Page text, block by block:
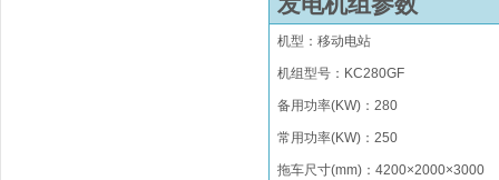
机型：移动电站
机组型号 ： KC280GF
备用功率(KW) ：280
常用功率(KW) ：250
拖车尺寸(mm) ：4200×2000×3000